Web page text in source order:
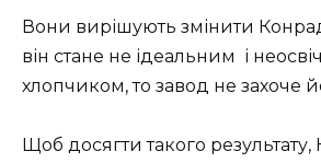
Вони вирішують змінити
він стане не ідеальним і
хлопчиком, то завод не захоче
Щоб досягти такого